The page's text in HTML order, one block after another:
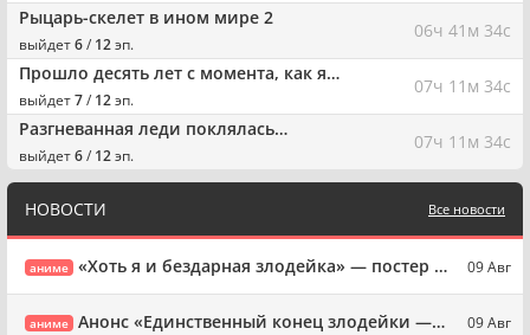
Рыцарь-скелет в ином мире 2
выйдет6/ 12эп.
06ч 41м 33с
Прошло десять лет с момента, как я
сказал «оставьте это на меня и
уходите» и стал легендой
выйдет7/ 12эп.
07ч 11м 33с
Разгневанная леди поклялась
отомстить: Я разрушу свою страну с
выйдет6/ 12эп.
07ч 11м 33с
НОВОСТИ Все новости
аниме «Хоть я и бездарная злодейка» — постер к
5-й серии
09 Авг
аниме Анонс «Единственный конец злодейки —
09 Авг